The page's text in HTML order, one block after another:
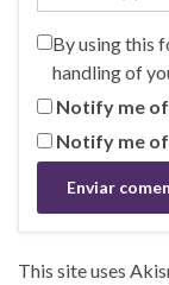
By using this
handling of
Notify me
Notify me
This site uses